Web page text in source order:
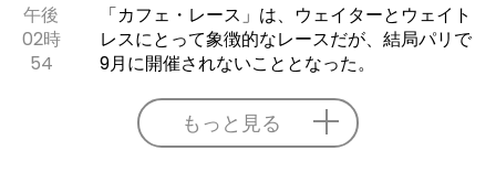
午後
02時
54
「カフェ・レース」は、ウェイターとウェイト
レスにとって象徴的なレースだが、結局パリで
9月に開催されないこととなった。
もっと見る